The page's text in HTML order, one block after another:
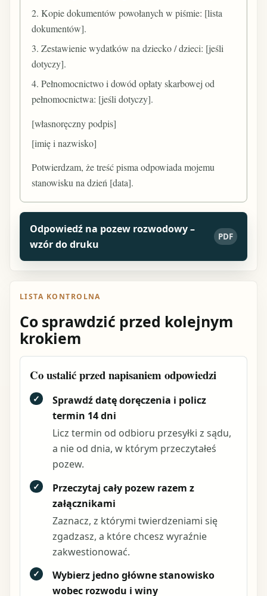
2. Kopie dokumentów powołanych w piśmie: [lista
dokumentów].
3. Zestawienie wydatków na dziecko / dzieci: [jeśli
dotyczy].
4. Pełnomocnictwo i dowód opłaty skarbowej od
pełnomocnictwa: [jeśli dotyczy].
[własnoręczny podpis]
[imię i nazwisko]
Potwierdzam, że treść pisma odpowiada mojemu
stanowisku na dzień [data].
Odpowiedź na pozew rozwodowy –
wzór do druku
PDF
LISTA KONTROLNA
Co sprawdzić przed kolejnym
krokiem
Co ustalić przed napisaniem odpowiedzi
✓
Sprawdź datę doręczenia i policz
termin 14 dni
Licz termin od odbioru przesyłki z sądu,
a nie od dnia, w którym przeczytałeś
pozew.
✓
Przeczytaj cały pozew razem z
załącznikami
Zaznacz, z którymi twierdzeniami się
zgadzasz, a które chcesz wyraźnie
zakwestionować.
✓
Wybierz jedno główne stanowisko
wobec rozwodu i winy